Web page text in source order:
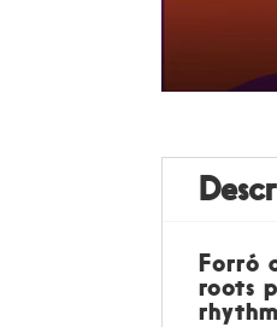
Forró
roots